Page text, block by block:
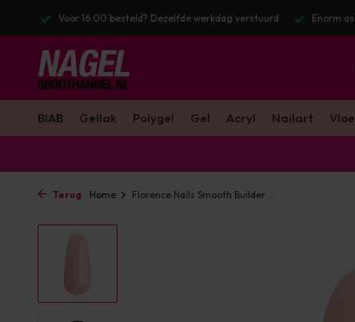
Enorm assortiment & alle bekende merken Gratis
BIAB Gellak Polygel Gel Acryl Nailart
Terug Home Florence Nails Smooth Builder ...